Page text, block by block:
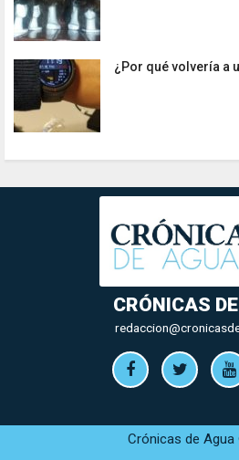
¿Por qué volvería a
CRÓNICAS
Crónicas de